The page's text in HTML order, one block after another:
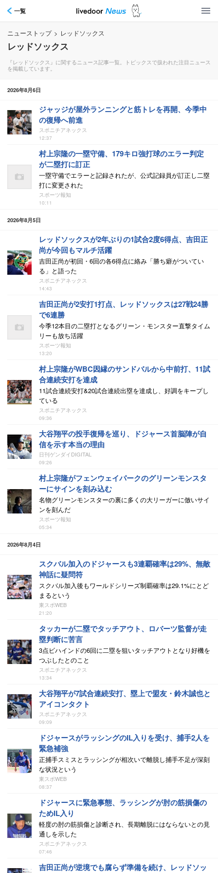
一覧
ニューストップ > レッドソックス
レッドソックス
『レッドソックス』に関するニュース記事一覧。トピックスで扱われた注目ニュース
を掲載しています。
2026年8月6日
ジャッジが屋外ランニングと筋トレを再開、今季中
の復帰へ前進
スポニチアネックス
12:37
村上宗隆の一塁守備、179キロ強打球のエラー判定
が二塁打に訂正
一塁守備でエラーと記録されたが、公式記録員が訂正し二塁
打に変更された
スポーツ報知
10:11
2026年8月5日
レッドソックスが2年ぶりの1試合2度6得点、吉田正
尚が今回もマルチ活躍
吉田正尚が初回・6回の各6得点に絡み「勝ち癖がついてい
る」と語った
スポニチアネックス
14:43
吉田正尚が2安打1打点、レッドソックスは27戦24勝
で6連勝
今季12本目の二塁打となるグリーン・モンスター直撃タイム
リーも放ち活躍
スポーツ報知
13:20
村上宗隆がWBC因縁のサンドバルから中前打、11試
合連続安打を達成
11試合連続安打&20試合連続出塁を達成し、好調をキープし
ている
スポニチアネックス
09:36
大谷翔平の投手復帰を巡り、ドジャース首脳陣が自
信を示す本当の理由
日刊ゲンダイDIGITAL
09:26
村上宗隆がフェンウェイパークのグリーンモンスタ
ーにサインを刻み込む
名物グリーンモンスターの裏に多くの大リーガーに倣いサイ
ンを刻んだ
スポーツ報知
05:34
2026年8月4日
スクバル加入のドジャースも3連覇確率は29%、無敵
神話に疑問符
スクバル加入後もワールドシリーズ制覇確率は29.1%にとど
まるという
東スポWEB
21:20
タッカーが二塁でタッチアウト、ロバーツ監督が走
塁判断に苦言
3点ビハインドの6回に二塁を狙いタッチアウトとなり好機を
つぶしたとのこと
スポニチアネックス
13:34
大谷翔平が7試合連続安打、塁上で盟友・鈴木誠也と
アイコンタクト
スポニチアネックス
09:09
ドジャースがラッシングのIL入りを受け、捕手2人を
緊急補強
正捕手スミスとラッシングが相次いで離脱し捕手不足が深刻
な状況という
東スポWEB
08:37
ドジャースに緊急事態、ラッシングが肘の筋損傷の
ためIL入り
軽度の肘の筋損傷と診断され、長期離脱にはならないとの見
通しを示した
スポニチアネックス
07:46
吉田正尚が逆境でも腐らず準備を続け、レッドソッ